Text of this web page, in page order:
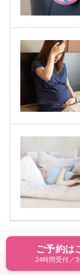
ご予約は
24時間受付／3